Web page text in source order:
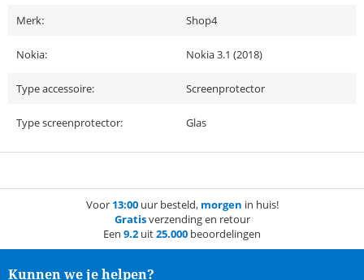
Merk: Shop4
Nokia: Nokia 3.1 (2018)
Type accessoire: Screenprotector
Type screenprotector: Glas
Voor 13:00uur besteld, morgen in huis!
Gratisverzending en retour
Een 9.2 uit25.000 beoordelingen
Kunnen we je helpen?